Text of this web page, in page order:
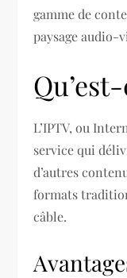
gamme de
paysage
L’IPTV, ou
service qui
d’autres
formats
câble.